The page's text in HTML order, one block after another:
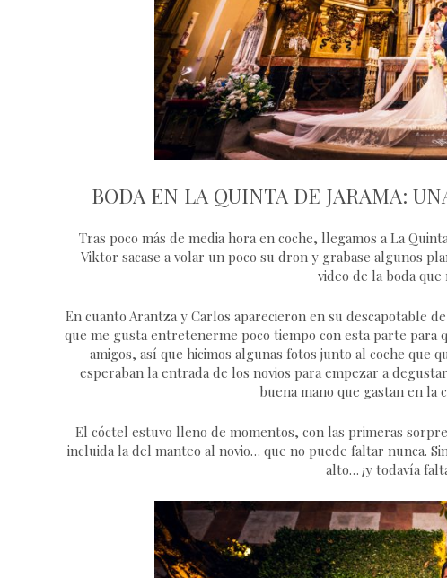
BODA EN LA QUINTA DE JARAMA:
Tras poco más de media hora en coche, llegamos a La
Viktor sacase a volar un poco su dron y grabase algunos
video de la bodaque
En cuanto Arantza y Carlos aparecieron en su descapotable
que me gusta entretenerme poco tiempo con esta parte
amigos, así que hicimos algunas fotos junto al coche que
esperaban la entrada de los novios para empezar a
buena mano que gastan en la
El cóctel estuvo lleno de momentos, con las primeras
incluida la del manteo al novio… que no puede faltar nunca.
alto… ¡y todavía